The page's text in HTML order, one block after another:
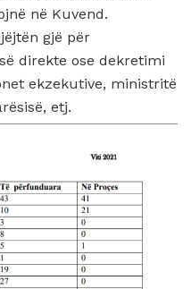
në Kuvend.
gjë për
direkte ose dekretimi
ekzekutive, ministritë
etj.